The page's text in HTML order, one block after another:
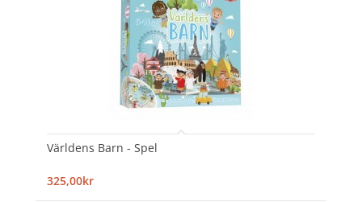
Världens Barn - Spel
325,00kr